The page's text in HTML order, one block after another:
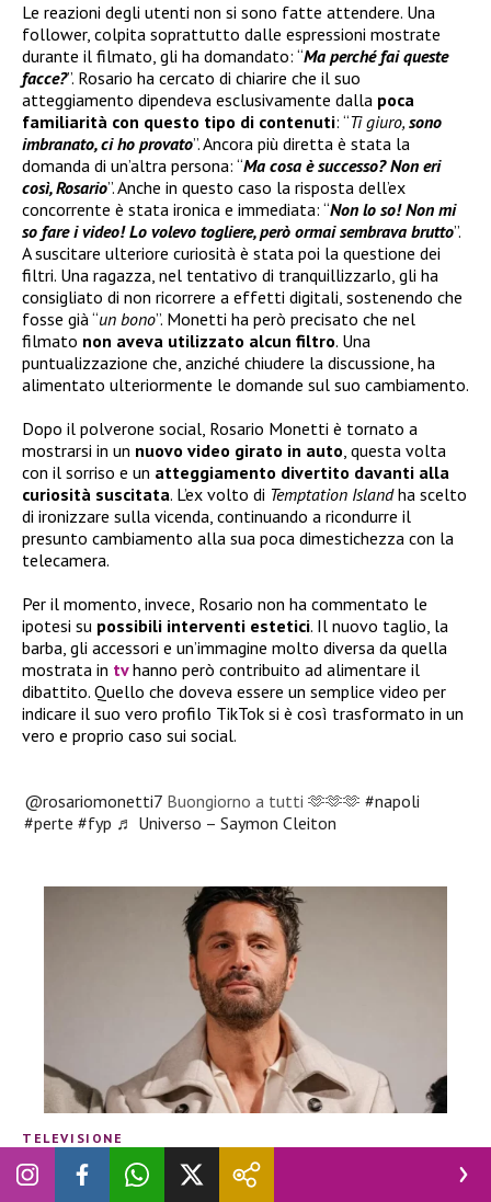
Le reazioni degli utenti non si sono fatte attendere. Una
follower, colpita soprattutto dalle espressioni mostrate
durante il filmato, gli ha domandato: “Ma perché fai queste
facce?”. Rosario ha cercato di chiarire che il suo
atteggiamento dipendeva esclusivamente dalla poca
familiarità con questo tipo di contenuti: “Ti giuro, sono
imbranato, ci ho provato”. Ancora più diretta è stata la
domanda di un’altra persona: “Ma cosa è successo? Non eri
così, Rosario”. Anche in questo caso la risposta dell’ex
concorrente è stata ironica e immediata: “Non lo so! Non mi
so fare i video! Lo volevo togliere, però ormai sembrava brutto”.
A suscitare ulteriore curiosità è stata poi la questione dei
filtri. Una ragazza, nel tentativo di tranquillizzarlo, gli ha
consigliato di non ricorrere a effetti digitali, sostenendo che
fosse già “un bono”. Monetti ha però precisato che nel
filmato non aveva utilizzato alcun filtro. Una
puntualizzazione che, anziché chiudere la discussione, ha
alimentato ulteriormente le domande sul suo cambiamento.
Dopo il polverone social, Rosario Monetti è tornato a
mostrarsi in un nuovo video girato in auto, questa volta
con il sorriso e un atteggiamento divertito davanti alla
curiosità suscitata. L’ex volto di Temptation Islandha scelto
di ironizzare sulla vicenda, continuando a ricondurre il
presunto cambiamento alla sua poca dimestichezza con la
telecamera.
Per il momento, invece, Rosario non ha commentato le
ipotesi su possibili interventi estetici. Il nuovo taglio, la
barba, gli accessori e un’immagine molto diversa da quella
mostrata in tvhanno però contribuito ad alimentare il
dibattito. Quello che doveva essere un semplice video per
indicare il suo vero profilo TikTok si è così trasformato in un
vero e proprio caso sui social.
@rosariomonetti7 Buongiorno a tutti 🫶🫶🫶#napoli
#perte #fyp ♬ Universo – Saymon Cleiton
TELEVISIONE
Bufera su Filippo Bisciglia,